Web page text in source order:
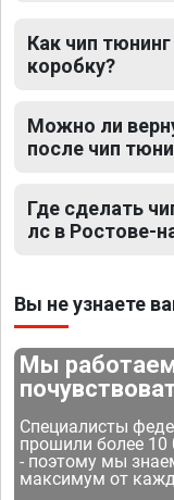
Как чип
коробку?
Можно ли
после чип
Где сделать
лс в Ростове-
Вы не узнаете
Мы
Специалисты
прошили более 10
- поэтому мы
максимум от